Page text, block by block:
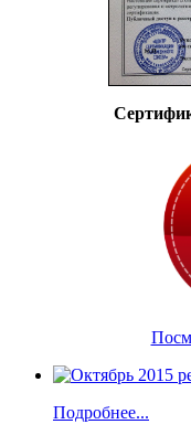
Подробнее...